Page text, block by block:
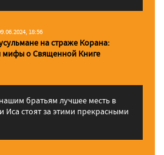
18:56
на страже Корана:
мифы о Священной Книге
братьям лучшее месть в
Иса стоят за этими прекрасными